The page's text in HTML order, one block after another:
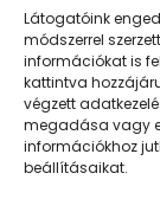
Látogatóink
módszerrel
információkat is
kattintva
végzett
megadása vagy
információkhoz
beállításaikat.